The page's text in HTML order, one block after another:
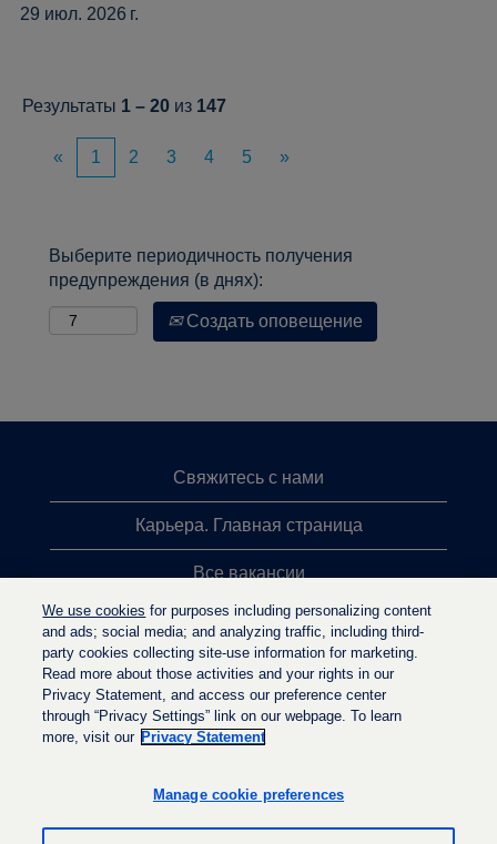
29 июл. 2026 г.
Результаты 1 – 20 из 147
« 1 2 3 4 5 »
Выберите периодичность получения
предупреждения (в днях):
Создать оповещение
Свяжитесь с нами
Карьера. Главная страница
Все вакансии
Лидеры поиска
Политика конфиденциальности
к
ы
к
ы
We use cookies for purposes including personalizing content
and ads; social media; and analyzing traffic, including third-
party cookies collecting site-use information for marketing.
Read more about those activities and your rights in our
Privacy Statement, and access our preference center
through “Privacy Settings” link on our webpage. To learn
more, visit our Privacy Statement
Manage cookie preferences